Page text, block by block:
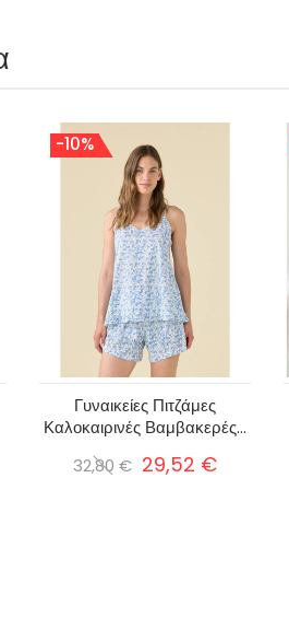
-10%
Γυναικείες Πιτζάμες
Καλοκαιρινές Βαμβακερές...
32,80 € 29,52 €